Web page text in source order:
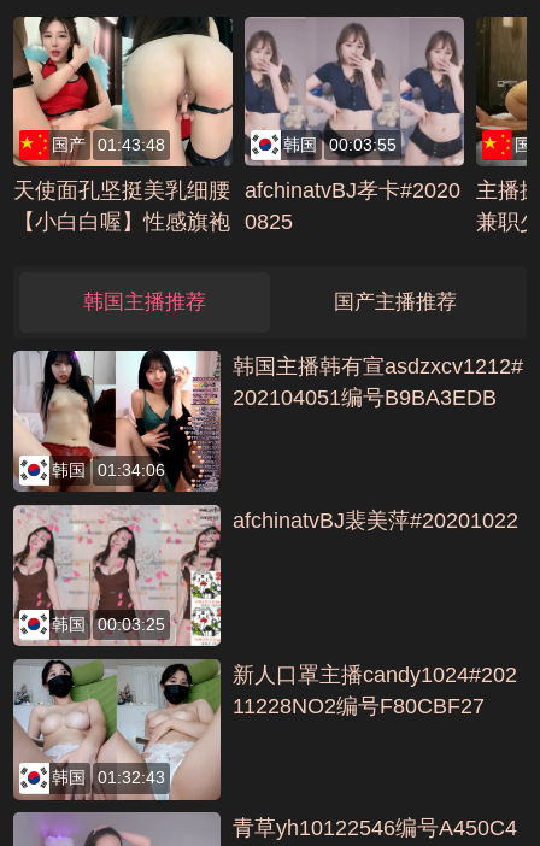
国产 01:43:48
天使面孔坚挺美乳细腰
【小白白喔】性感旗袍
韩国 00:03:55
afchinatvBJ孝卡#2020
0825
国
主播
兼职
韩国主播推荐 国产主播推荐
韩国 01:34:06
韩国主播韩有宣asdzxcv1212#
202104051编号B9BA3EDB
韩国 00:03:25
afchinatvBJ裴美萍#20201022
韩国 01:32:43
新人口罩主播candy1024#202
11228NO2编号F80CBF27
青草yh10122546编号A450C4